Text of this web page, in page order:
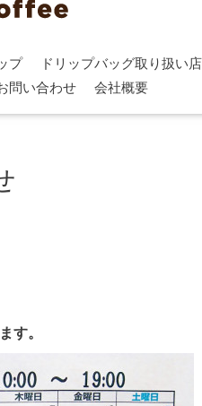
プ ドリップバッグ取り扱い店
問い合わせ 会社概要
す。